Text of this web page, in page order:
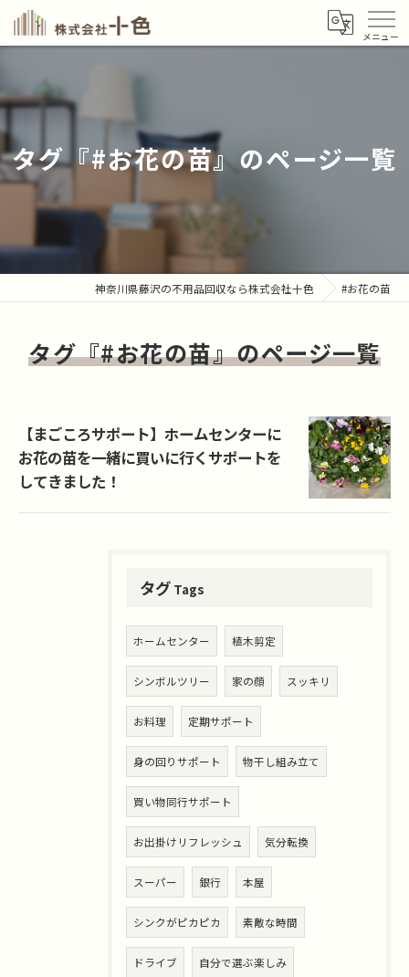
タグ『#お花の苗』のページ一覧
神奈川県藤沢の不用品回収なら株式会社十色 #お花の苗
タグ『#お花の苗』のページ一覧
【まごころサポート】ホームセンターに
お花の苗を一緒に買いに行くサポートを
してきました！
タグ Tags
ホームセンター 植木剪定
シンボルツリー 家の顔 スッキリ
お料理 定期サポート
身の回りサポート 物干し組み立て
買い物同行サポート
お出掛けリフレッシュ 気分転換
スーパー 銀行 本屋
シンクがピカピカ 素敵な時間
ドライブ 自分で選ぶ楽しみ